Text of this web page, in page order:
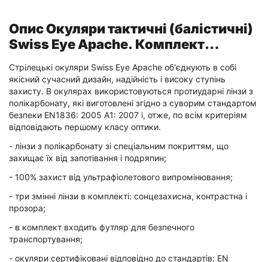
Опис Окуляри тактичні (балістичні)
Swiss Eye Apache. Комплект
чорний
Стрілецькі окуляри Swiss Eye Apache об'єднують в собі
якісний сучасний дизайн, надійність і високу ступінь
захисту. В окулярах використовуються протиударні лінзи з
полікарбонату, які виготовлені згідно з суворим стандартом
безпеки EN1836: 2005 A1: 2007 і, отже, по всім критеріям
відповідають першому класу оптики.
- лінзи з полікарбонату зі спеціальним покриттям, що
захищає їх від запотівання і подряпин;
- 100% захист від ультрафіолетового випромінювання;
- три змінні лінзи в комплекті: сонцезахисна, контрастна і
прозора;
- в комплект входить футляр для безпечного
транспортування;
- окуляри сертифіковані відповідно до стандартів: EN